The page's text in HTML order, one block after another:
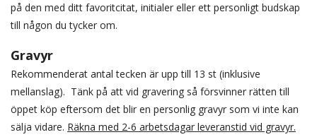
på den med ditt favoritcitat, initialer eller ett personligt budskap
till någon du tycker om.
Gravyr
Rekommenderat antal tecken är upp till 13 st (inklusive
mellanslag). Tänk på att vid gravering så försvinner rätten till
öppet köp eftersom det blir en personlig gravyr som vi inte kan
sälja vidare. Räkna med 2-6 arbetsdagar leveranstid vid gravyr.